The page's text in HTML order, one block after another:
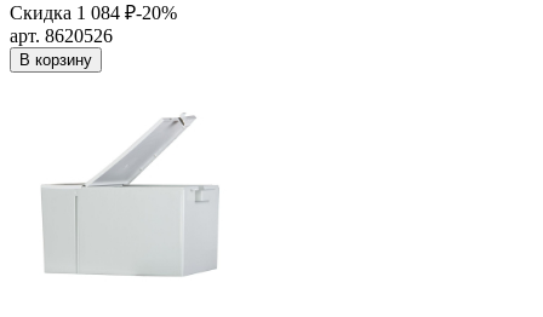
Скидка 1 084 ₽-20%
арт. 8620526
В корзину